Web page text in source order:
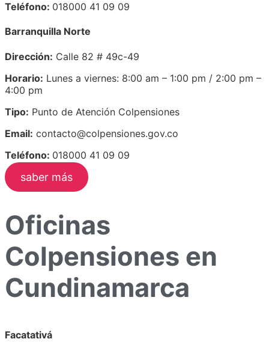
Teléfono: 018000 41 09 09
Barranquilla Norte
Dirección: Calle 82 # 49c-49
Horario: Lunes a viernes: 8:00 am – 1:00 pm / 2:00 pm –
4:00 pm
Tipo: Punto de Atención Colpensiones
Email: contacto@colpensiones.gov.co
Teléfono: 018000 41 09 09
saber más
Oficinas
Colpensiones en
Cundinamarca
Facatativá